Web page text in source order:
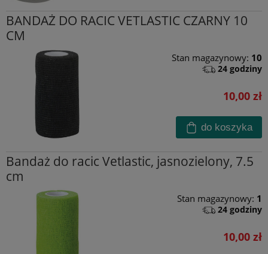
BANDAŻ DO RACIC VETLASTIC CZARNY 10
CM
Stan magazynowy: 10
24 godziny
10,00 zł
do koszyka
Bandaż do racic Vetlastic, jasnozielony, 7.5
cm
Stan magazynowy: 1
24 godziny
10,00 zł